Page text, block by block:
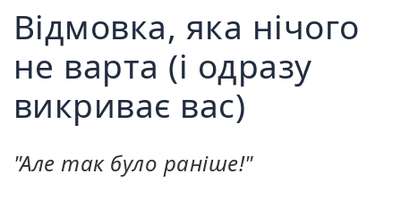
Відмовка, яка нічого
не варта (і одразу
викриває вас)
"Але так було раніше!"